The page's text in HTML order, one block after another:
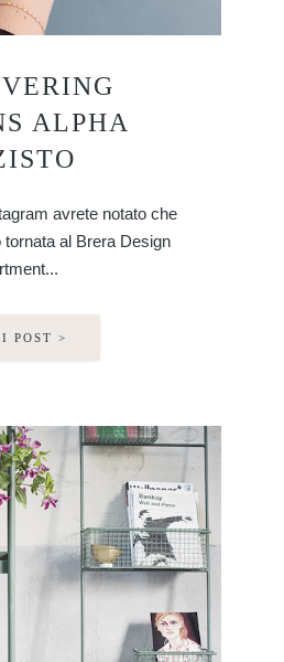
ALPHA
avrete notato che
al Brera Design
POST >